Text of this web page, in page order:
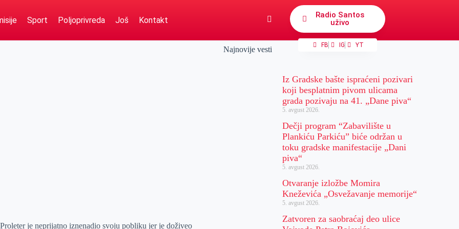
Sport Poljoprivreda Još Kontakt
Radio Santos
uživo
FB IG YT
je neprijatno iznenadio svoju pobliku jer je doživeo
Najnovije vesti
Iz Gradske bašte ispraćeni pozivari
koji besplatnim pivom ulicama
grada pozivaju na 41. „Dane piva“
5. avgust 2026.
Dečji program “Zabavilište u
Plankiću Parkiću” biće održan u
toku gradske manifestacije „Dani
piva“
5. avgust 2026.
Otvaranje izložbe Momira
Kneževića „Osvežavanje memorije“
5. avgust 2026.
Zatvoren za saobraćaj deo ulice